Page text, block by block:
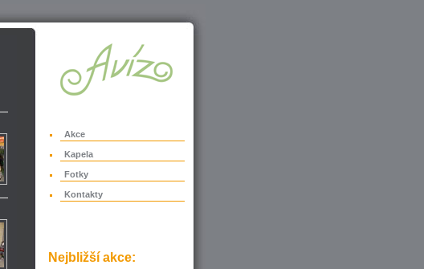
Akce
Kapela
Fotky
Kontakty
Nejbližší akce: